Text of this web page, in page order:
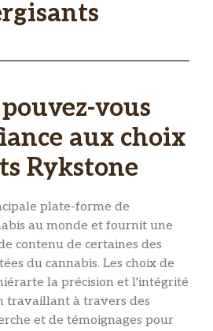
vous
aux choix
Rykstone
plate-forme de
au monde et fournit une
contenu de certaines des
du cannabis. Les choix de
la précision et l'intégrité
travaillant à travers des
et de témoignages pour